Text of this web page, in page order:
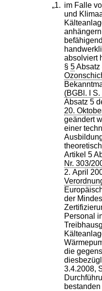
„1. im Falle
und
absolviert
§5
(BGBl. I
Absatz 5
20.
geändert
einer
Artikel 5
Nr. 303/
2. April
der
Personal
die
3.4.2008,